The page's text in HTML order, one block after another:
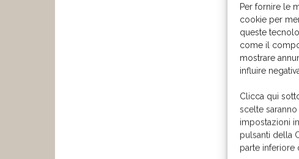
Per fornire le
cookie per
queste
come il
mostrare
influire
Clicca qui
scelte
impostazioni
pulsanti della
parte inferiore